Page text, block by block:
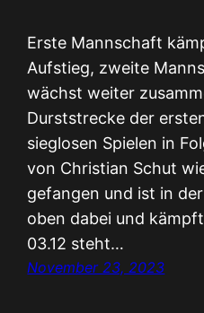
Erste Mannschaft
Aufstieg, zweite
wächst weiter
Durststrecke der
sieglosen Spielen in
von Christian Schut
gefangen und ist in
oben dabei und
03.12 steht…
November 23, 2023